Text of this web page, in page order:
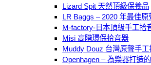
Lizard Spit 天然頂級保養品
LR Baggs – 2020 年最佳
M-factory-日本頂級手工拾
Misi 高階環保拾音器
Muddy Douz 台灣原聲手工
Openhagen – 為樂器打造